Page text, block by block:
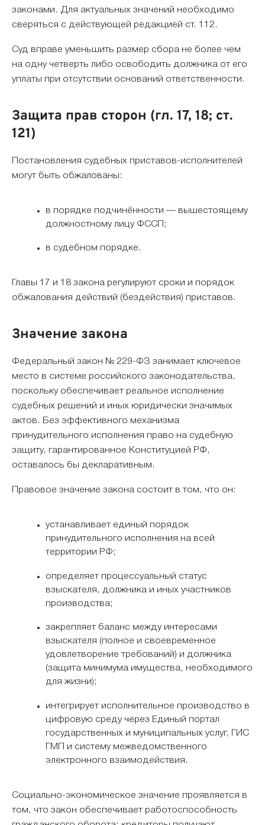
законами. Для актуальных значений необходимо
сверяться с действующей редакцией ст. 112.
Суд вправе уменьшить размер сбора не более чем
на одну четверть либо освободить должника от его
уплаты при отсутствии оснований ответственности.
Защита прав сторон (гл. 17, 18; ст.
121)
Постановления судебных приставов-исполнителей
могут быть обжалованы:
в порядке подчинённости — вышестоящему
должностному лицу ФССП;
в судебном порядке.
Главы 17 и 18 закона регулируют сроки и порядок
обжалования действий (бездействия) приставов.
Значение закона
Федеральный закон № 229-ФЗ занимает ключевое
место в системе российского законодательства,
поскольку обеспечивает реальное исполнение
судебных решений и иных юридически значимых
актов. Без эффективного механизма
принудительного исполнения право на судебную
защиту, гарантированное Конституцией РФ,
оставалось бы декларативным.
Правовое значение закона состоит в том, что он:
устанавливает единый порядок
принудительного исполнения на всей
территории РФ;
определяет процессуальный статус
взыскателя, должника и иных участников
производства;
закрепляет баланс между интересами
взыскателя (полное и своевременное
удовлетворение требований) и должника
(защита минимума имущества, необходимого
для жизни);
интегрирует исполнительное производство в
цифровую среду через Единый портал
государственных и муниципальных услуг, ГИС
ГМП и систему межведомственного
электронного взаимодействия.
Социально-экономическое значение проявляется в
том, что закон обеспечивает работоспособность